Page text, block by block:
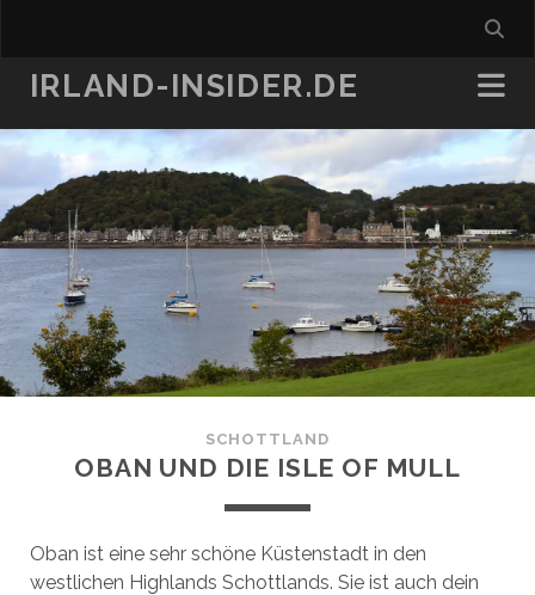
IRLAND-INSIDER.DE
SCHOTTLAND
OBAN UND DIE ISLE OF MULL
Oban ist eine sehr schöne Küstenstadt in den
westlichen Highlands Schottlands. Sie ist auch dein